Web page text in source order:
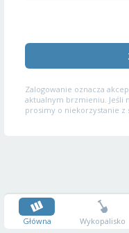
Zalogowanie oznacza
aktualnym brzmieniu. Jeśli
prosimy o niekorzystanie z
Główna Wykopalisko